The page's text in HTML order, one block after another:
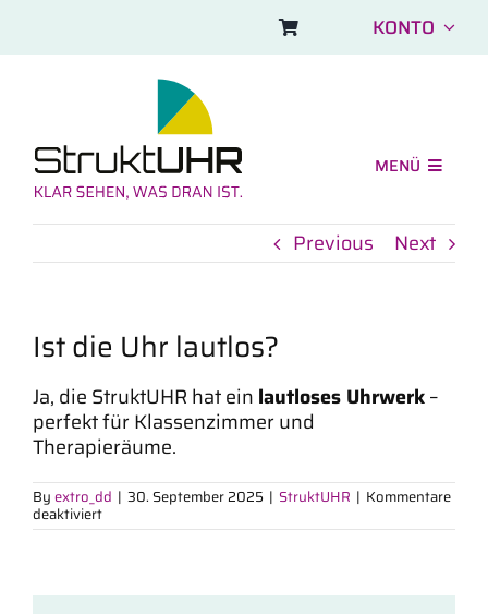
content
KONTO
MENÜ
Shop
Symbolbilder
Über uns
Previous Next
Ist die Uhr lautlos?
Ja, die StruktUHR hat ein lautloses Uhrwerk–
perfekt für Klassenzimmer und
Therapieräume.
Byextro_dd | 30. September 2025 | StruktUHR | Kommentare
deaktiviertfür
Ist